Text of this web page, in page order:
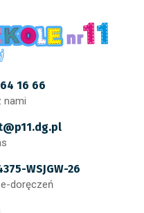
16 66
nami
WSJGW-26
doręczeń